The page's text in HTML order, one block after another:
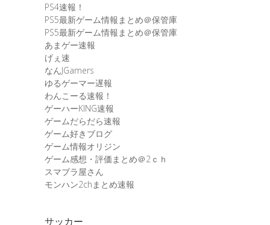
PS4速報！
PS5最新ゲーム情報まとめ＠保管庫
PS5最新ゲーム情報まとめ＠保管庫
あまゲー速報
げぇ速
なんJGamers
ゆるゲーマー遅報
わんこーる速報！
ゲーハーKING速報
ゲームだらだら速報
ゲーム好きブログ
ゲーム情報オリジン
ゲーム感想・評価まとめ＠2ｃｈ
スマブラ屋さん
モンハン2chまとめ速報
サッカー